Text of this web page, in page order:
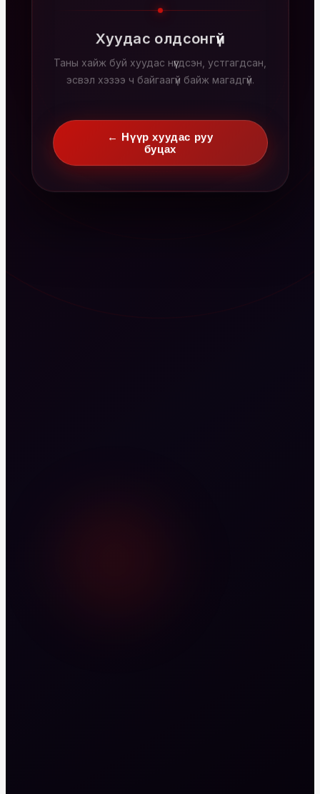
Хуудас олдсонгүй
Таны хайж буй хуудас нүүгдсэн, устгагдсан,
эсвэл хэзээ ч байгаагүй байж магадгүй.
← Нүүр хуудас руу
буцах